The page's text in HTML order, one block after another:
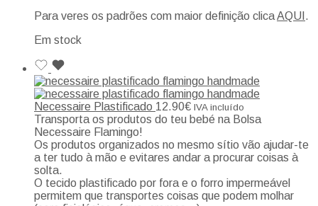
Para veres os padrões com maior definição clicaAQUI .
Em stock
Necessaire Plastificado 12.90€ IVA incluído
Transporta os produtos do teu bebé na Bolsa
Necessaire Flamingo!
Os produtos organizados no mesmo sítio vão ajudar-te
a ter tudo à mão e evitares andar a procurar coisas à
solta.
O tecido plastificado por fora e o forro impermeável
permitem que transportes coisas que podem molhar